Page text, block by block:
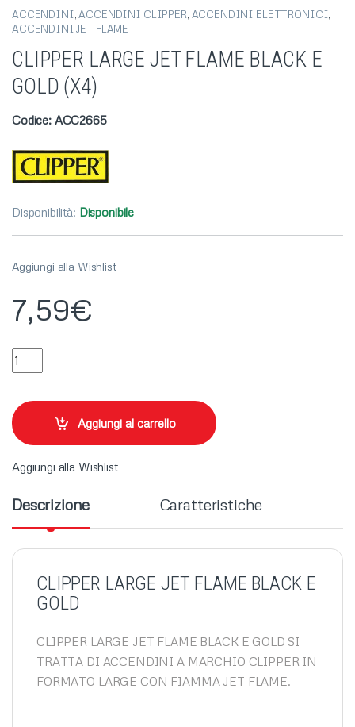
ACCENDINI,ACCENDINI CLIPPER, ACCENDINI ELETTRONICI,
ACCENDINI JET FLAME
CLIPPER LARGE JET FLAME BLACK E
GOLD (X4)
Codice: ACC2665
Disponibilità: Disponibile
Aggiungi alla Wishlist
7,59€
CLIPPER LARGE JET FLAME BLACK E GOLD (X4) quantity
Aggiungi al carrello
Aggiungi alla Wishlist
Descrizione Caratteristiche
CLIPPER LARGE JET FLAME BLACK E
GOLD
CLIPPER LARGE JET FLAME BLACK E GOLD SI
TRATTA DI ACCENDINI A MARCHIO CLIPPER IN
FORMATO LARGE CON FIAMMA JET FLAME.